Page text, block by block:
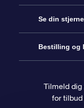
Kontakt os
Bloggen
Anmeldelser
Online
OSR
OSR
Se din stjerne
Star Register
Bestilling og
Tilmeld dig
for